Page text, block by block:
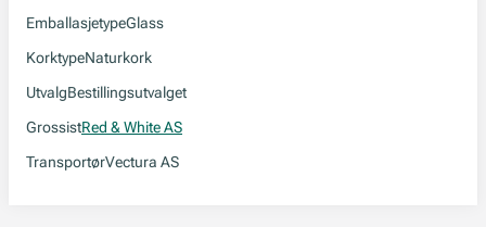
EmballasjetypeGlass
KorktypeNaturkork
UtvalgBestillingsutvalget
GrossistRed & White AS
TransportørVectura AS